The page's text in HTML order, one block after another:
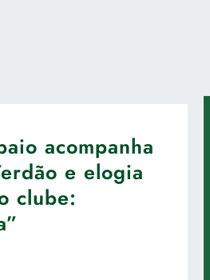
acompanha
e elogia
clube: